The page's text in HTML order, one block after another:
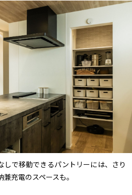
しで移動できるパントリーには、さり
充電のスペースも。